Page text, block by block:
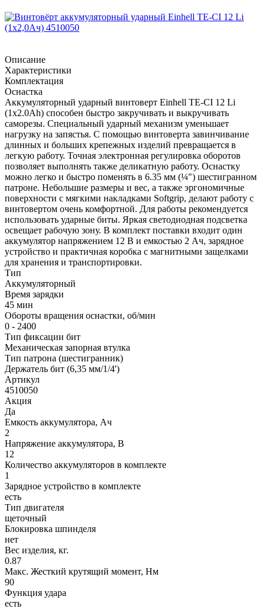
Описание
Характеристики
Комплектация
Оснастка
Аккумуляторный ударный винтоверт Einhell TE-CI 12 Li
(1x2.0Ah) способен быстро закручивать и выкручивать
саморезы. Специальный ударный механизм уменьшает
нагрузку на запястья. С помощью винтоверта завинчивание
длинных и больших крепежных изделий превращается в
легкую работу. Точная электронная регулировка оборотов
позволяет выполнять также деликатную работу. Оснастку
можно легко и быстро поменять в 6.35 мм (¼") шестигранном
патроне. Небольшие размеры и вес, а также эргономичные
поверхности с мягкими накладками Softgrip, делают работу с
винтовертом очень комфортной. Для работы рекомендуется
использовать ударные биты. Яркая светодиодная подсветка
освещает рабочую зону. В комплект поставки входит один
аккумулятор напряжением 12 В и емкостью 2 Ач, зарядное
устройство и практичная коробка с магнитными защелками
для хранения и транспортировки.
Тип
Аккумуляторный
Время зарядки
45 мин
Обороты вращения оснастки, об/мин
0 - 2400
Тип фиксации бит
Механическая запорная втулка
Тип патрона (шестигранник)
Держатель бит (6,35 мм/1/4')
Артикул
4510050
Акция
Да
Емкость аккумулятора, Ач
2
Напряжение аккумулятора, В
12
Количество аккумуляторов в комплекте
1
Зарядное устройство в комплекте
есть
Тип двигателя
щеточный
Блокировка шпинделя
нет
Вес изделия, кг.
0.87
Макс. Жесткий крутящий момент, Нм
90
Функция удара
есть